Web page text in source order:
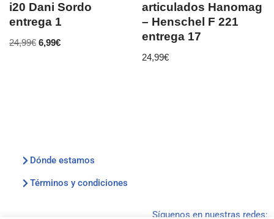
i20 Dani Sordo
entrega 1
24,99€ 6,99€
articulados Hanomag
– Henschel F 221
entrega 17
24,99€
Dónde estamos
Términos y condiciones
Síguenos en nuestras redes: